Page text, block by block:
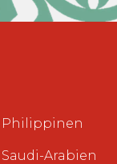
Philippinen
Saudi-Arabien